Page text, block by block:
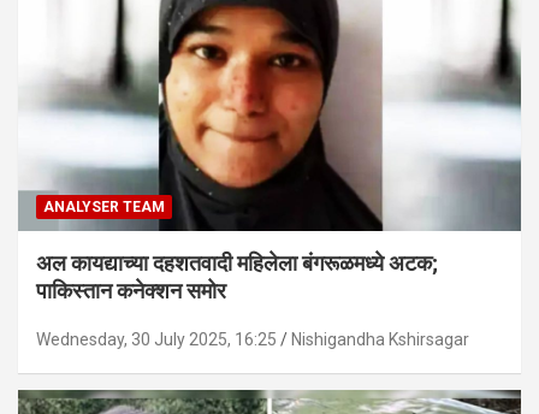
ANALYSER TEAM
अल कायद्याच्या दहशतवादी महिलेला बंगरूळमध्ये अटक;
पाकिस्तान कनेक्शन समोर
Wednesday, 30 July 2025, 16:25 Nishigandha Kshirsagar